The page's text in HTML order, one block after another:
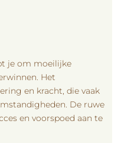
je om moeilijke
Het
en kracht, die vaak
De ruwe
en voorspoed aan te